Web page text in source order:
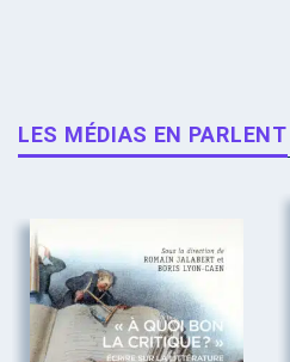
LES MÉDIAS EN PARLENT